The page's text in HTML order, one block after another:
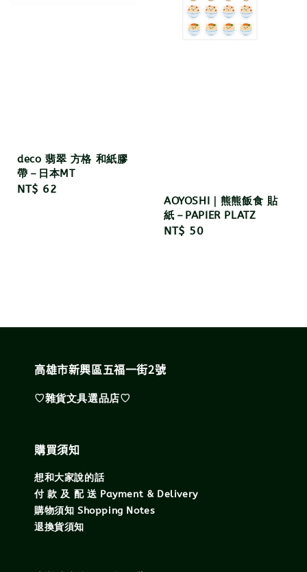
deco 翡翠 方格 和紙膠
帶－日本MT
Regular
NT$ 62
AOYOSHI｜熊熊飯食 貼
紙－PAPIER PLATZ
Regular
NT$ 50
高雄市新興區五福一街2號
♡雜貨文具選品店♡
購買須知
想和大家說的話
付 款 及 配 送 Payment & Delivery
購物須知 Shopping Notes
退換貨須知